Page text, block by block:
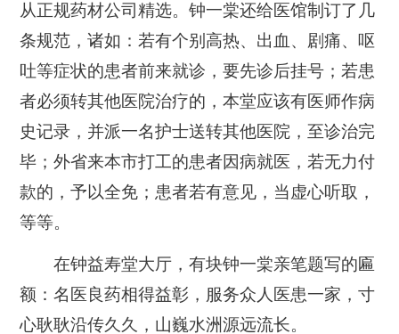
从正规药材公司精选。钟一棠还给医馆制订了几
条规范，诸如：若有个别高热、出血、剧痛、呕
吐等症状的患者前来就诊，要先诊后挂号；若患
者必须转其他医院治疗的，本堂应该有医师作病
史记录，并派一名护士送转其他医院，至诊治完
毕；外省来本市打工的患者因病就医，若无力付
款的，予以全免；患者若有意见，当虚心听取，
等等。
在钟益寿堂大厅，有块钟一棠亲笔题写的匾
额：名医良药相得益彰，服务众人医患一家，寸
心耿耿沿传久久，山巍水洲源远流长。